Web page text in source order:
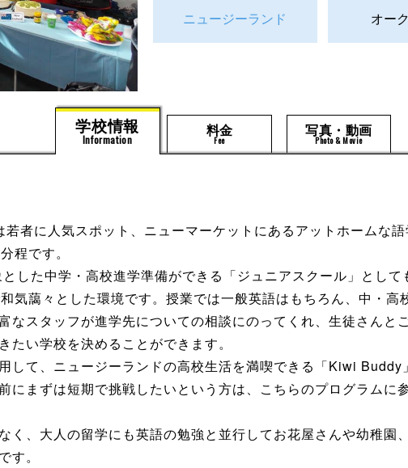
ニュージーランド オー
学校情報
Information
料金
Fee
写真・動画
Photo & Movie
者に人気スポット、ニューマーケットにあるアットホームな
程です。
した中学・高校進学準備ができる「ジュニアスクール」とし
気藹々とした環境です。授業では一般英語はもちろん、中・高
なスタッフが進学先についての相談にのってくれ、生徒さんと
たい学校を決めることができます。
して、ニュージーランドの高校生活を満喫できる「Kiwi Buddy
にまずは短期で挑戦したいという方は、こちらのプログラムに
く、大人の留学にも英語の勉強と並行してお花屋さんや幼稚園
す。